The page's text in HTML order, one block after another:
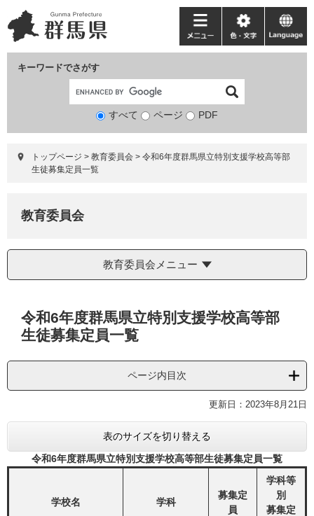
ー
ジ
ニ
ュ
て
キーワードでさがす
検
象
すべて ページ PDF
メ
ニ
ー
色・
文
language
トップページ > 教育委員会 > 令和6年度群馬県立特別支援学校高等部
生徒募集定員一覧
教育委員会
教育委員会メニュー
令和6年度群馬県立特別支援学校高等部
生徒募集定員一覧
ページ内目次
更新日：2023年8月21日
表のサイズを切り替える
学校名 学科
募集定
員
学科等
別
募集定
令和6年度群馬県立特別支援学校高等部生徒募集定員一覧